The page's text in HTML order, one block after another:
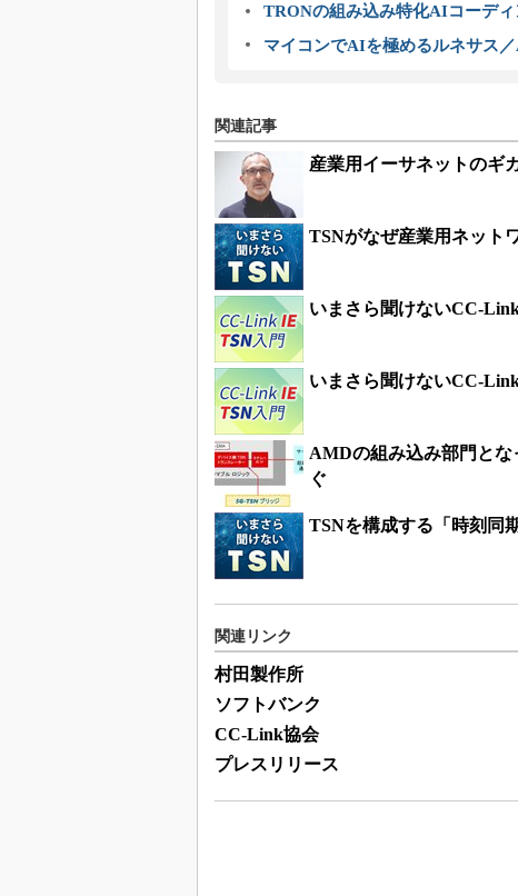
TRONの組み込み特化AIコーデ
マイコンでAIを極めるルネサス
関連記事
産業用イーサネットのギ
TSNがなぜ産業用ネット
いまさら聞けないCC-
いまさら聞けないCC-
AMDの組み込み部門とな
ぐ
TSNを構成する「時刻同
関連リンク
村田製作所
ソフトバンク
CC-Link協会
プレスリリース